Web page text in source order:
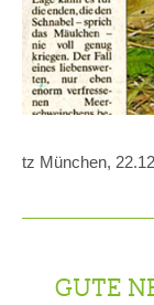
tz München,
GUTE